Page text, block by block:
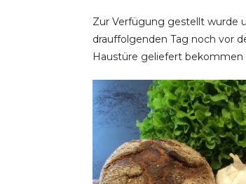
Zur Verfügung gestellt wurde
drauffolgenden Tag noch vor
Haustüre geliefert bekommen